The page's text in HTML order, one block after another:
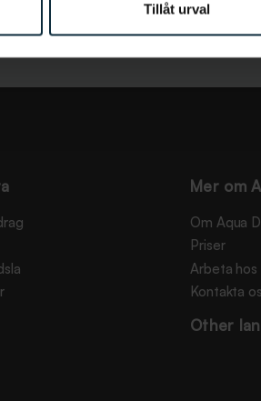
Tillåt urval
Mer om
Om Aqua
Priser
Arbeta hos
Kontakta
Other